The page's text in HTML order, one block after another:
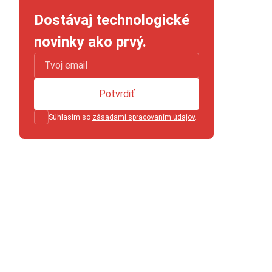
Dostávaj technologické
novinky ako prvý.
Súhlasím so zásadami spracovaním údajov.
Potvrdiť